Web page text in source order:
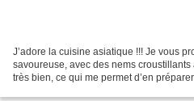
J’adore la cuisine asiatique !!! Je vous
savoureuse, avec des nems
très bien, ce qui me permet d’en